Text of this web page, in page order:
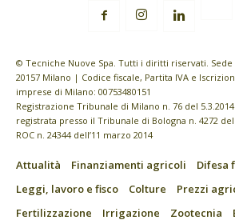
© Tecniche Nuove Spa. Tutti i diritti riservati. Sede
20157 Milano | Codice fiscale, Partita IVA e
imprese di Milano: 00753480151
Registrazione Tribunale di Milano n. 76 del
registrata presso il Tribunale di Bologna n. 4272 del
ROC n. 24344 dell’11 marzo 2014
Attualità Finanziamenti agricoli
Difesa
Leggi, lavoro e fisco
Colture
Prezzi
Fertilizzazione
Irrigazione Zootecnia